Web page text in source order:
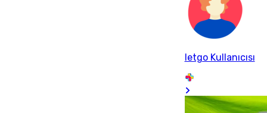
letgo Kullanıcısı